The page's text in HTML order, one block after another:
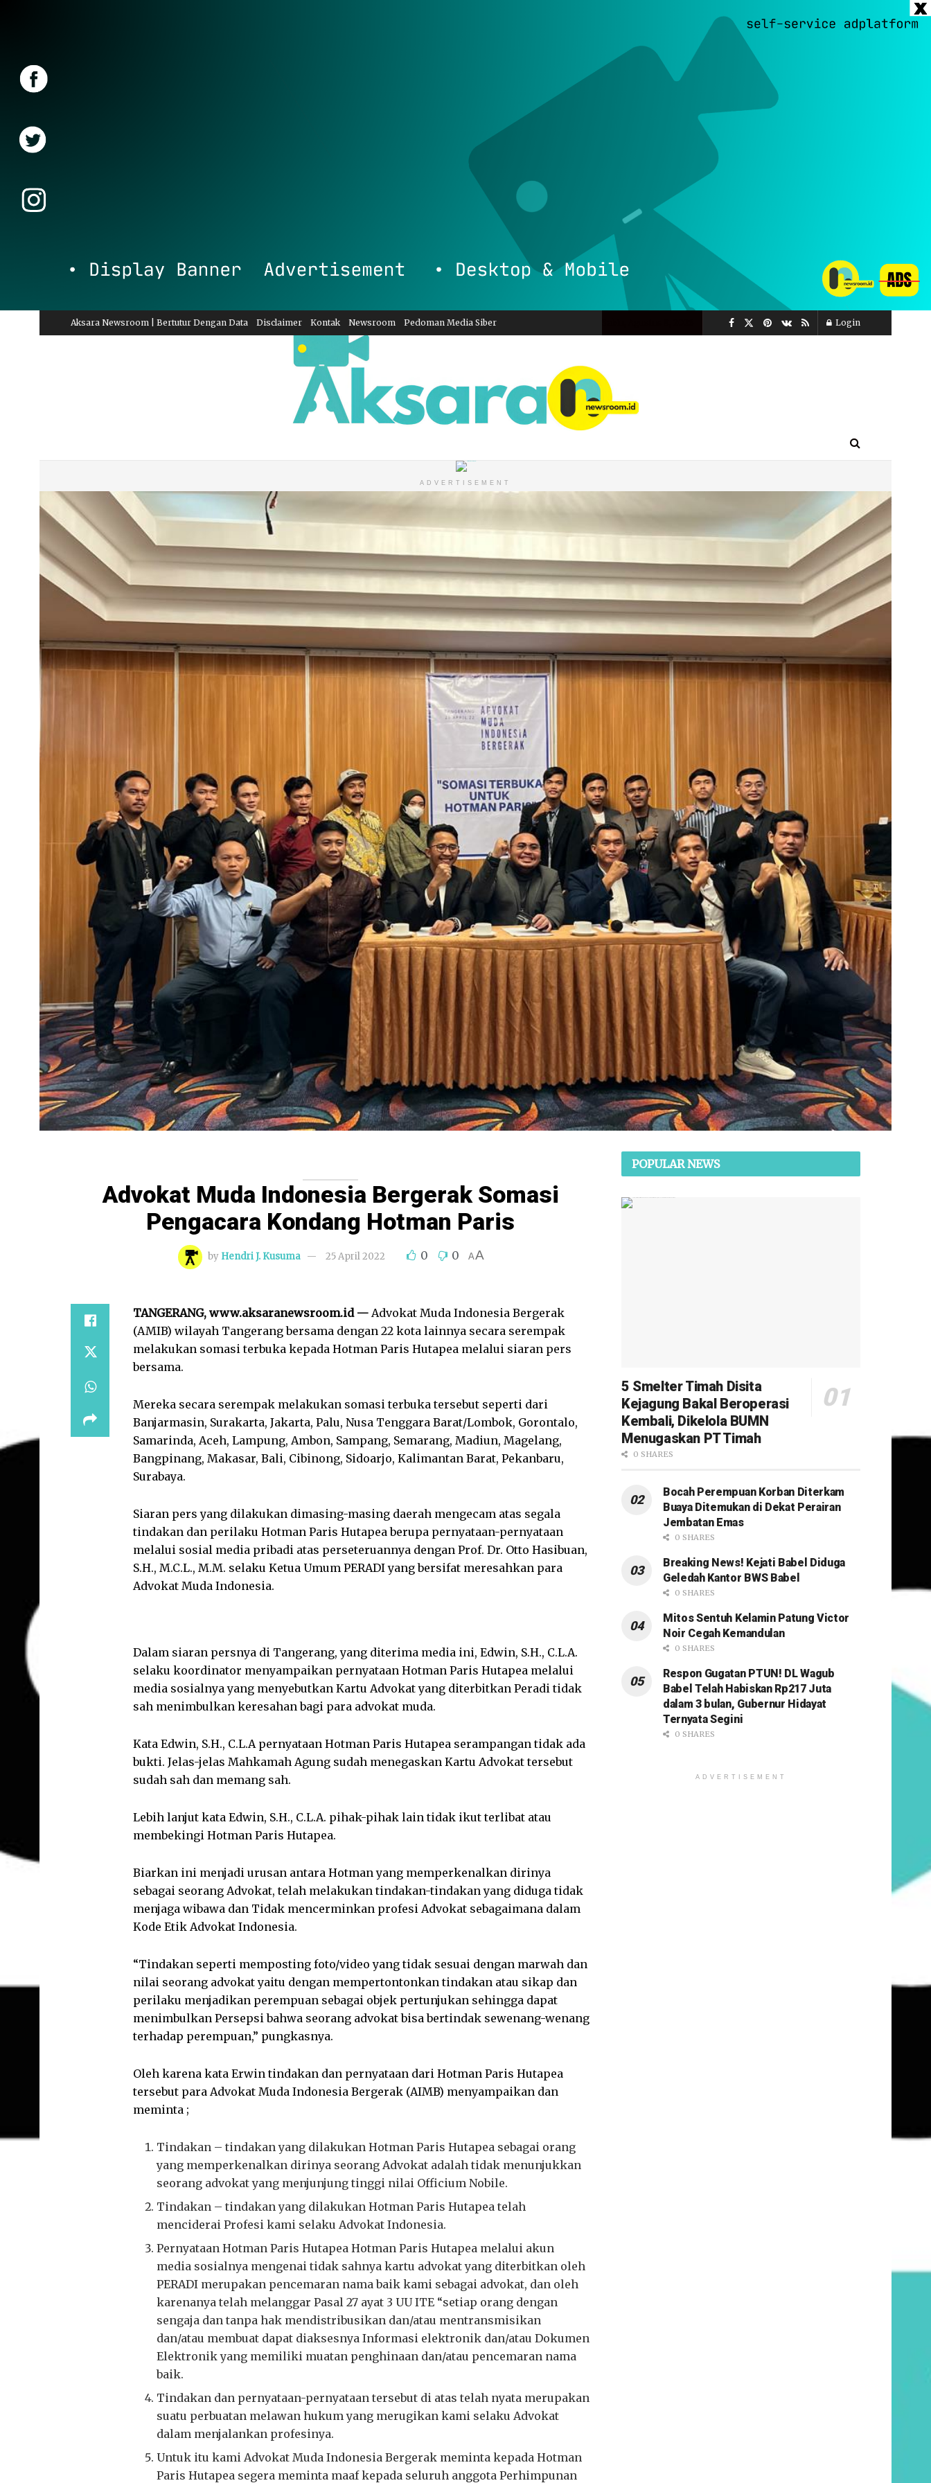
Aksara Newsroom | Bertutur Dengan Data Disclaimer Kontak Newsroom Pedoman Media Siber Login
ADVERTISEMENT
Advokat Muda Indonesia Bergerak Somasi
Pengacara Kondang Hotman Paris
by Hendri J. Kusuma 25 April 2022 0 0 AA
TANGERANG, www.aksaranewsroom.id — Advokat Muda Indonesia Bergerak
(AMIB) wilayah Tangerang bersama dengan 22 kota lainnya secara serempak
melakukan somasi terbuka kepada Hotman Paris Hutapea melalui siaran pers
bersama.
Mereka secara serempak melakukan somasi terbuka tersebut seperti dari
Banjarmasin, Surakarta, Jakarta, Palu, Nusa Tenggara Barat/Lombok, Gorontalo,
Samarinda, Aceh, Lampung, Ambon, Sampang, Semarang, Madiun, Magelang,
Bangpinang, Makasar, Bali, Cibinong, Sidoarjo, Kalimantan Barat, Pekanbaru,
Surabaya.
Siaran pers yang dilakukan dimasing-masing daerah mengecam atas segala
tindakan dan perilaku Hotman Paris Hutapea berupa pernyataan-pernyataan
melalui sosial media pribadi atas perseteruannya dengan Prof. Dr. Otto Hasibuan,
S.H., M.C.L., M.M. selaku Ketua Umum PERADI yang bersifat meresahkan para
Advokat Muda Indonesia.
Dalam siaran persnya di Tangerang, yang diterima media ini, Edwin, S.H., C.L.A.
selaku koordinator menyampaikan pernyataan Hotman Paris Hutapea melalui
media sosialnya yang menyebutkan Kartu Advokat yang diterbitkan Peradi tidak
sah menimbulkan keresahan bagi para advokat muda.
Kata Edwin, S.H., C.L.A pernyataan Hotman Paris Hutapea serampangan tidak ada
bukti. Jelas-jelas Mahkamah Agung sudah menegaskan Kartu Advokat tersebut
sudah sah dan memang sah.
Lebih lanjut kata Edwin, S.H., C.L.A. pihak-pihak lain tidak ikut terlibat atau
membekingi Hotman Paris Hutapea.
Biarkan ini menjadi urusan antara Hotman yang memperkenalkan dirinya
sebagai seorang Advokat, telah melakukan tindakan-tindakan yang diduga tidak
menjaga wibawa dan Tidak mencerminkan profesi Advokat sebagaimana dalam
Kode Etik Advokat Indonesia.
“Tindakan seperti memposting foto/video yang tidak sesuai dengan marwah dan
nilai seorang advokat yaitu dengan mempertontonkan tindakan atau sikap dan
perilaku menjadikan perempuan sebagai objek pertunjukan sehingga dapat
menimbulkan Persepsi bahwa seorang advokat bisa bertindak sewenang-wenang
terhadap perempuan,” pungkasnya.
Oleh karena kata Erwin tindakan dan pernyataan dari Hotman Paris Hutapea
tersebut para Advokat Muda Indonesia Bergerak (AIMB) menyampaikan dan
meminta ;
Tindakan – tindakan yang dilakukan Hotman Paris Hutapea sebagai orang
yang memperkenalkan dirinya seorang Advokat adalah tidak menunjukkan
seorang advokat yang menjunjung tinggi nilai Officium Nobile.
Tindakan – tindakan yang dilakukan Hotman Paris Hutapea telah
menciderai Profesi kami selaku Advokat Indonesia.
Pernyataan Hotman Paris Hutapea Hotman Paris Hutapea melalui akun
media sosialnya mengenai tidak sahnya kartu advokat yang diterbitkan oleh
PERADI merupakan pencemaran nama baik kami sebagai advokat, dan oleh
karenanya telah melanggar Pasal 27 ayat 3 UU ITE “setiap orang dengan
sengaja dan tanpa hak mendistribusikan dan/atau mentransmisikan
dan/atau membuat dapat diaksesnya Informasi elektronik dan/atau Dokumen
Elektronik yang memiliki muatan penghinaan dan/atau pencemaran nama
baik.
Tindakan dan pernyataan-pernyataan tersebut di atas telah nyata merupakan
suatu perbuatan melawan hukum yang merugikan kami selaku Advokat
dalam menjalankan profesinya.
Untuk itu kami Advokat Muda Indonesia Bergerak meminta kepada Hotman
Paris Hutapea segera meminta maaf kepada seluruh anggota Perhimpunan
POPULAR NEWS
5 Smelter Timah Disita
Kejagung Bakal Beroperasi
Kembali, Dikelola BUMN
Menugaskan PT Timah
0 SHARES
Bocah Perempuan Korban Diterkam
Buaya Ditemukan di Dekat Perairan
Jembatan Emas
0 SHARES
Breaking News! Kejati Babel Diduga
Geledah Kantor BWS Babel
0 SHARES
Mitos Sentuh Kelamin Patung Victor
Noir Cegah Kemandulan
0 SHARES
Respon Gugatan PTUN! DL Wagub
Babel Telah Habiskan Rp217 Juta
dalam 3 bulan, Gubernur Hidayat
Ternyata Segini
0 SHARES
ADVERTISEMENT